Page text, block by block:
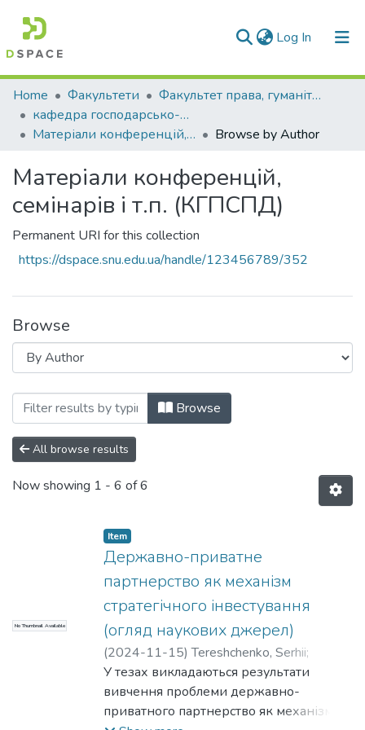
Log In (current)
Communities & Collections
All of DSpace
Home Факультети
Факультет права, гуманітарних і соціальних наук
кафедра господарсько-правових та суспільно-політичних дисциплін
Матеріали конференцій, семінарів і т.п. (КГПСПД)
Browse by Author
Матеріали конференцій,
семінарів і т.п. (КГПСПД)
Permanent URI for this collection
https://dspace.snu.edu.ua/handle/123456789/352
Browse
Browsing Матеріали конференцій,
Browse
All browse results
Now showing 1 - 6 of 6
No Thumbnail Available
Item
Державно-приватне
партнерство як механізм
стратегічного інвестування
(огляд наукових джерел)
(2024-11-15)Tereshchenko, Serhii;
Терещенко, С. В.
У тезах викладаються результати
вивчення проблеми державно-
приватного партнерство як механізму